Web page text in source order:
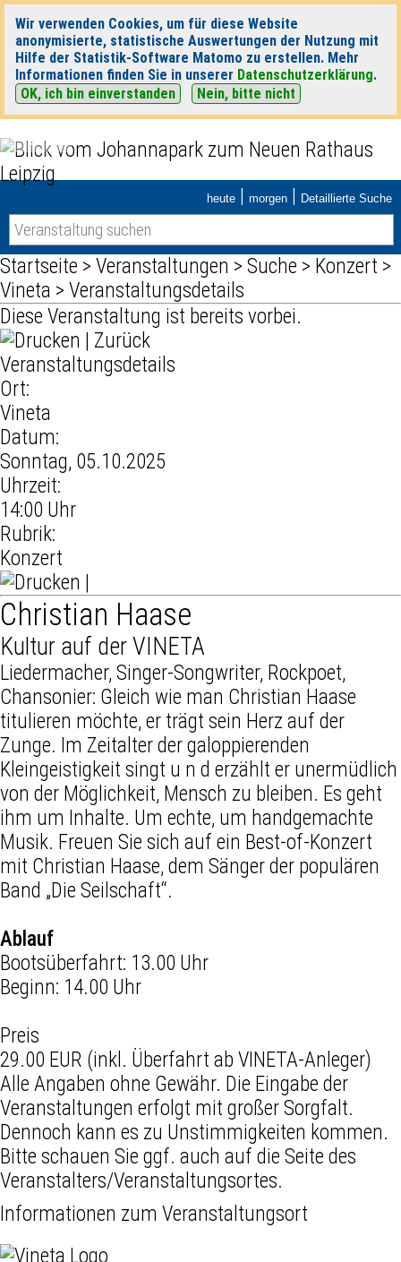
Wir verwenden Cookies, um für diese Website
anonymisierte, statistische Auswertungen der Nutzung mit
Hilfe der Statistik-Software Matomo zu erstellen. Mehr
Informationen finden Sie in unserer Datenschutzerklärung.
OK, ich bin einverstanden
Nein, bitte nicht
heute | morgen | Detaillierte Suche
Startseite > Veranstaltungen > Suche > Konzert >
Vineta > Veranstaltungsdetails
Diese Veranstaltung ist bereits vorbei.
Zurück
Veranstaltungsdetails
Ort:
Vineta
Datum:
Sonntag, 05.10.2025
Uhrzeit:
14:00 Uhr
Rubrik:
Konzert
Christian Haase
Kultur auf der VINETA
Liedermacher, Singer-Songwriter, Rockpoet,
Chansonier: Gleich wie man Christian Haase
titulieren möchte, er trägt sein Herz auf der
Zunge. Im Zeitalter der galoppierenden
Kleingeistigkeit singt u n d erzählt er unermüdlich
von der Möglichkeit, Mensch zu bleiben. Es geht
ihm um Inhalte. Um echte, um handgemachte
Musik. Freuen Sie sich auf ein Best-of-Konzert
mit Christian Haase, dem Sänger der populären
Band „Die Seilschaft“.
Ablauf
Bootsüberfahrt: 13.00 Uhr
Beginn: 14.00 Uhr
Preis
29.00 EUR (inkl. Überfahrt ab VINETA-Anleger)
Alle Angaben ohne Gewähr. Die Eingabe der
Veranstaltungen erfolgt mit großer Sorgfalt.
Dennoch kann es zu Unstimmigkeiten kommen.
Bitte schauen Sie ggf. auch auf die Seite des
Veranstalters/Veranstaltungsortes.
Informationen zum Veranstaltungsort